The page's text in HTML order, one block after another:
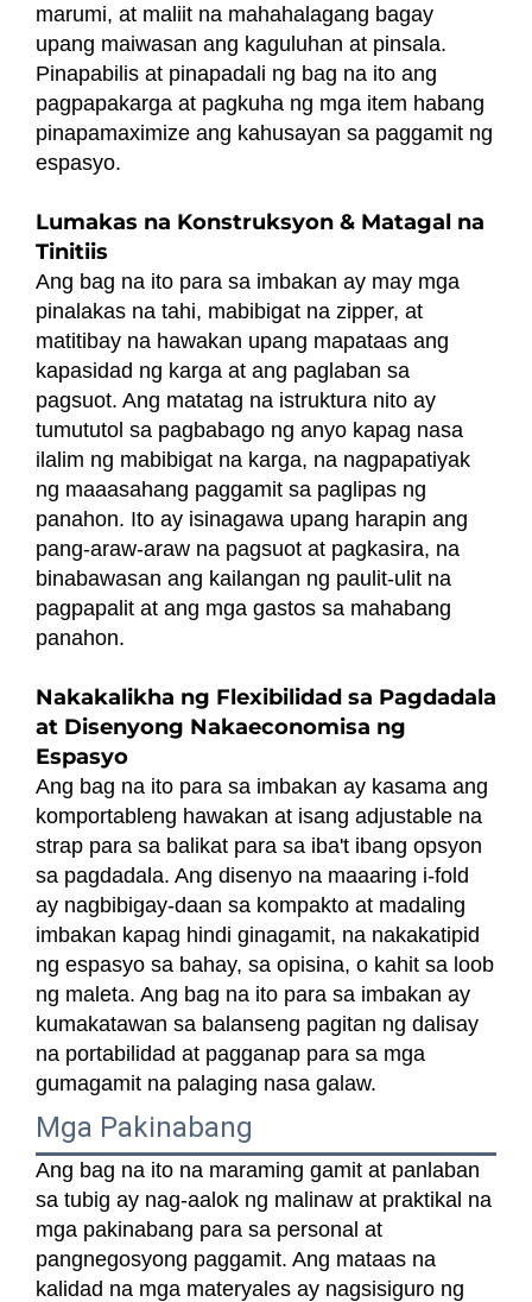
marumi, at maliit na mahahalagang bagay
upang maiwasan ang kaguluhan at pinsala.
Pinapabilis at pinapadali ng bag na ito ang
pagpapakarga at pagkuha ng mga item habang
pinapamaximize ang kahusayan sa paggamit ng
espasyo.
Lumakas na Konstruksyon & Matagal na
Tinitiis
Ang bag na ito para sa imbakan ay may mga
pinalakas na tahi, mabibigat na zipper, at
matitibay na hawakan upang mapataas ang
kapasidad ng karga at ang paglaban sa
pagsuot. Ang matatag na istruktura nito ay
tumututol sa pagbabago ng anyo kapag nasa
ilalim ng mabibigat na karga, na nagpapatiyak
ng maaasahang paggamit sa paglipas ng
panahon. Ito ay isinagawa upang harapin ang
pang-araw-araw na pagsuot at pagkasira, na
binabawasan ang kailangan ng paulit-ulit na
pagpapalit at ang mga gastos sa mahabang
panahon.
Nakakalikha ng Flexibilidad sa Pagdadala
at Disenyong Nakaeconomisa ng
Espasyo
Ang bag na ito para sa imbakan ay kasama ang
komportableng hawakan at isang adjustable na
strap para sa balikat para sa iba't ibang opsyon
sa pagdadala. Ang disenyo na maaaring i-fold
ay nagbibigay-daan sa kompakto at madaling
imbakan kapag hindi ginagamit, na nakakatipid
ng espasyo sa bahay, sa opisina, o kahit sa loob
ng maleta. Ang bag na ito para sa imbakan ay
kumakatawan sa balanseng pagitan ng dalisay
na portabilidad at pagganap para sa mga
gumagamit na palaging nasa galaw.
Mga Pakinabang
Ang bag na ito na maraming gamit at panlaban
sa tubig ay nag-aalok ng malinaw at praktikal na
mga pakinabang para sa personal at
pangnegosyong paggamit. Ang mataas na
kalidad na mga materyales ay nagsisiguro ng